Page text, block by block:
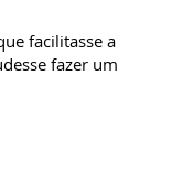
facilitasse a
fazer um